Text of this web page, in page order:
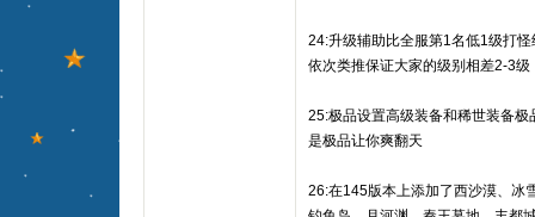
24:升级辅助比全服第1名低1级打
依次类推保证大家的级别相差2-3级
25:极品设置高级装备和稀世装备
是极品让你爽翻天
26:在145版本上添加了西沙漠、冰